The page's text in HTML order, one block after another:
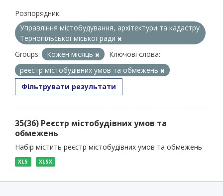
Розпорядник:
Управління містобудування, архітектури та кадастру
Тернопільської міської ради
Groups:
Кожен місяць
Ключові слова:
реєстр містобудівних умов та обмежень
Фільтрувати результати
35(36) Реєстр містобудівних умов та
обмежень
Набір містить реєстр містобудівних умов та обмежень
XLS XLSX